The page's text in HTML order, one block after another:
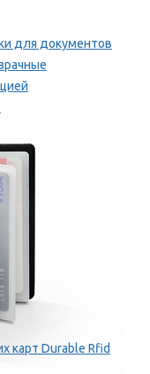
для документов
карт Durable Rfid